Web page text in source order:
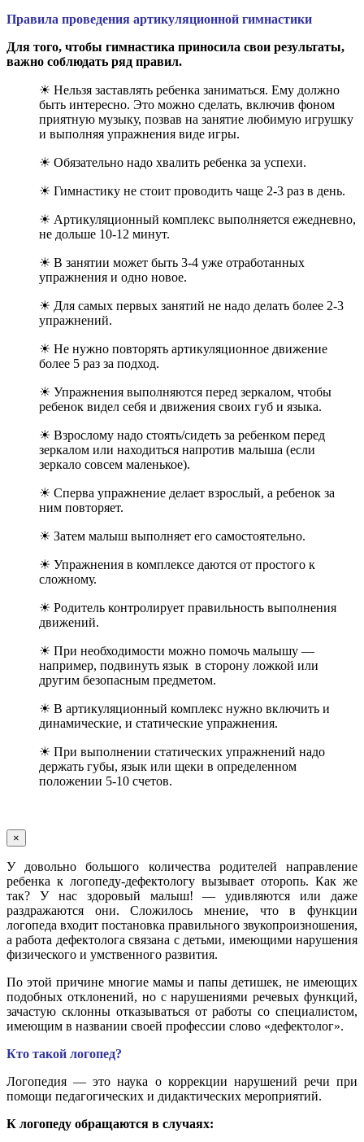
Правила проведения артикуляционной гимнастики
Для того, чтобы гимнастика приносила свои результаты,
важно соблюдать ряд правил.
☀ Нельзя заставлять ребенка заниматься. Ему должно
быть интересно. Это можно сделать, включив фоном
приятную музыку, позвав на занятие любимую игрушку
и выполняя упражнения виде игры.
☀ Обязательно надо хвалить ребенка за успехи.
☀ Гимнастику не стоит проводить чаще 2-3 раз в день.
☀ Артикуляционный комплекс выполняется ежедневно,
не дольше 10-12 минут.
☀ В занятии может быть 3-4 уже отработанных
упражнения и одно новое.
☀ Для самых первых занятий не надо делать более 2-3
упражнений.
☀ Не нужно повторять артикуляционное движение
более 5 раз за подход.
☀ Упражнения выполняются перед зеркалом, чтобы
ребенок видел себя и движения своих губ и языка.
☀ Взрослому надо стоять/сидеть за ребенком перед
зеркалом или находиться напротив малыша (если
зеркало совсем маленькое).
☀ Сперва упражнение делает взрослый, а ребенок за
ним повторяет.
☀ Затем малыш выполняет его самостоятельно.
☀ Упражнения в комплексе даются от простого к
сложному.
☀ Родитель контролирует правильность выполнения
движений.
☀ При необходимости можно помочь малышу —
например, подвинуть язык в сторону ложкой или
другим безопасным предметом.
☀ В артикуляционный комплекс нужно включить и
динамические, и статические упражнения.
☀ При выполнении статических упражнений надо
держать губы, язык или щеки в определенном
положении 5-10 счетов.
×
У довольно большого количества родителей направление
ребенка к логопеду-дефектологу вызывает оторопь. Как же
так? У нас здоровый малыш! — удивляются или даже
раздражаются они. Сложилось мнение, что в функции
логопеда входит постановка правильного звукопроизношения,
а работа дефектолога связана с детьми, имеющими нарушения
физического и умственного развития.
По этой причине многие мамы и папы детишек, не имеющих
подобных отклонений, но с нарушениями речевых функций,
зачастую склонны отказываться от работы со специалистом,
имеющим в названии своей профессии слово «дефектолог».
Кто такой логопед?
Логопедия — это наука о коррекции нарушений речи при
помощи педагогических и дидактических мероприятий.
К логопеду обращаются в случаях: